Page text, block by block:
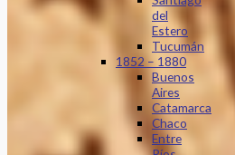
del
Estero
Tucumán
1852 – 1880
Buenos
Aires
Catamarca
Chaco
Entre